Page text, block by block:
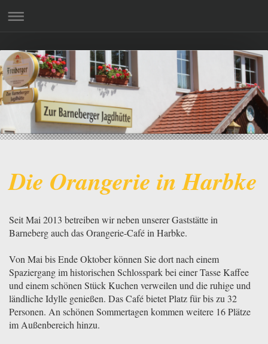
Die Orangerie in Harbke
Seit Mai 2013 betreiben wir neben unserer Gaststätte in
Barneberg auch das Orangerie-Café in Harbke.
Von Mai bis Ende Oktober können Sie dort nach einem
Spaziergang im historischen Schlosspark bei einer Tasse Kaffee
und einem schönen Stück Kuchen verweilen und die ruhige und
ländliche Idylle genießen. Das Café bietet Platz für bis zu 32
Personen. An schönen Sommertagen kommen weitere 16 Plätze
im Außenbereich hinzu.